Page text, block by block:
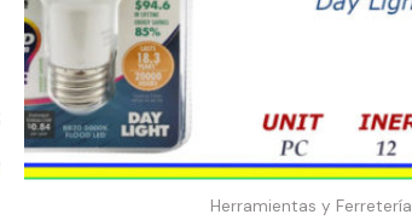
Herramientas y Ferretería